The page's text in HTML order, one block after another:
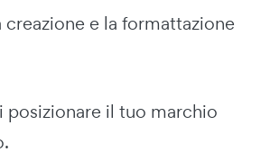
e la formattazione
posizionare il tuo marchio